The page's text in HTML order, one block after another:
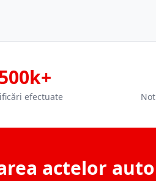
efectuate
actelor auto